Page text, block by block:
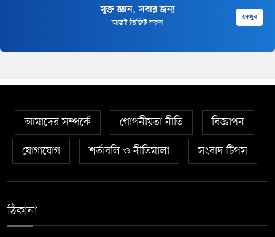
মুক্ত জ্ঞান, সবার জন্য
আজই ভিজিট করুন
দেখুন
আমাদের সম্পর্কে গোপনীয়তা নীতি
বিজ্ঞাপন
যোগাযোগ
শর্তাবলি ও নীতিমালা সংবাদ টিপস
ঠিকানা